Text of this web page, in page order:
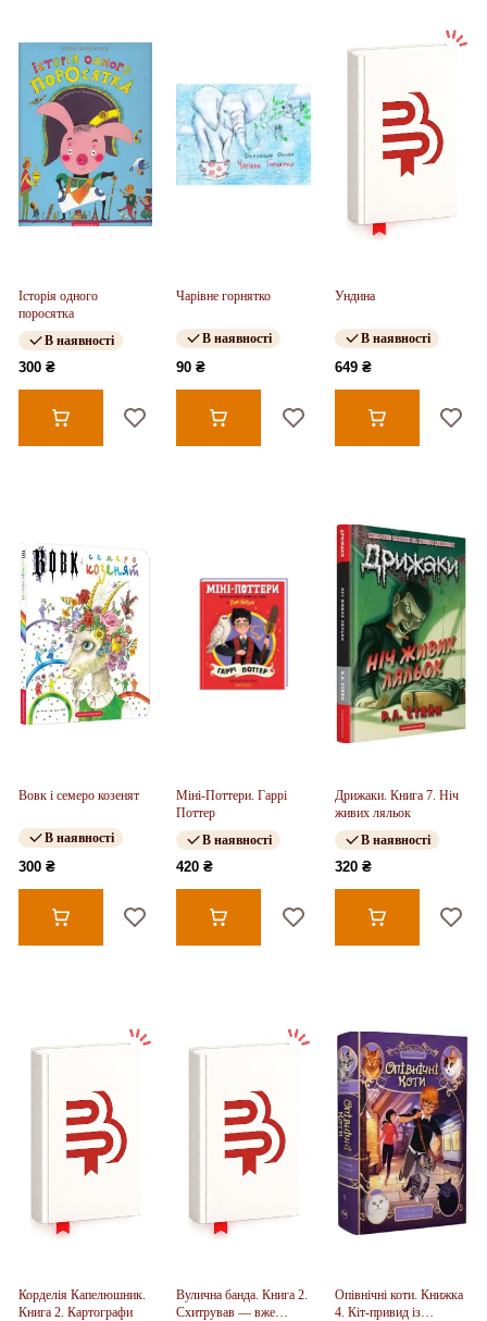
Історія одного
поросятка
В наявності
300 ₴
Чарівне горнятко
В наявності
90 ₴
Ундина
В наявності
649 ₴
Вовк і семеро козенят
В наявності
300 ₴
Міні-Поттери. Гаррі
Поттер
В наявності
420 ₴
Дрижаки. Книга 7. Ніч
живих ляльок
В наявності
320 ₴
Корделія Капелюшник.
Книга 2. Картографи
Вулична банда. Книга 2.
Схитрував — вже
Опівнічні коти. Книжка
4. Кіт-привид із